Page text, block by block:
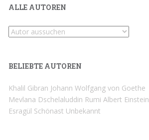
ALLE AUTOREN
BELIEBTE AUTOREN
Khalil Gibran Johann Wolfgang von Goethe
Mevlana Dschelaluddin Rumi Albert Einstein
Esragül Schönast Unbekannt